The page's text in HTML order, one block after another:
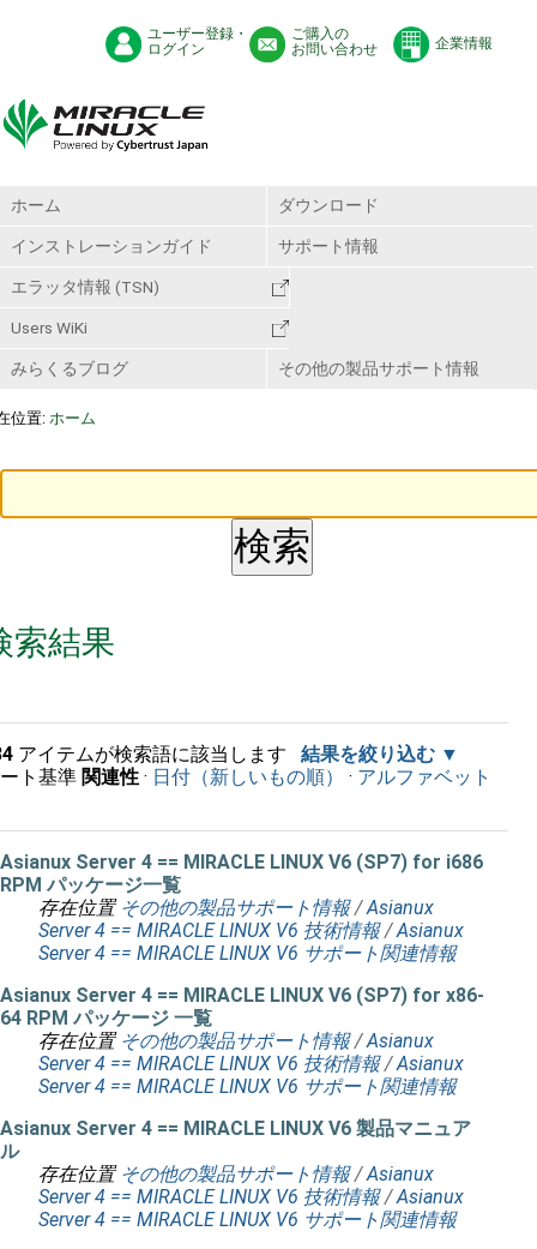
ユーザー登録・
ログイン
ご購入の
お問い合わせ
企業情報
ホーム ダウンロード
インストレーションガイド サポート情報
エラッタ情報 (TSN)
Users WiKi
みらくるブログ その他の製品サポート情報
位置: ホーム
索結果
アイテムが検索語に該当します
結果を絞り込む
ト基準 関連性 · 日付（新しいもの順） · アルファベット
Asianux Server 4 == MIRACLE LINUX V6 (SP7) for i686
RPM パッケージ一覧
存在位置 その他の製品サポート情報 /Asianux
Server 4 == MIRACLE LINUX V6 技術情報 /Asianux
Server 4 == MIRACLE LINUX V6 サポート関連情報
Asianux Server 4 == MIRACLE LINUX V6 (SP7) for x86-
64 RPM パッケージ 一覧
存在位置 その他の製品サポート情報 /Asianux
Server 4 == MIRACLE LINUX V6 技術情報 /Asianux
Server 4 == MIRACLE LINUX V6 サポート関連情報
Asianux Server 4 == MIRACLE LINUX V6 製品マニュア
ル
存在位置 その他の製品サポート情報 /Asianux
Server 4 == MIRACLE LINUX V6 技術情報 /Asianux
Server 4 == MIRACLE LINUX V6 サポート関連情報